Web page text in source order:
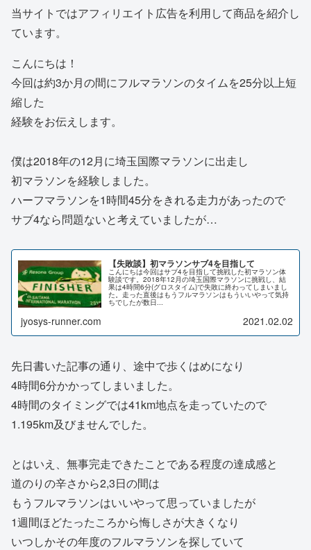
当サイトではアフィリエイト広告を利用して商品を紹介し
ています。
こんにちは！
今回は約3か月の間にフルマラソンのタイムを25分以上短
縮した
経験をお伝えします。
僕は2018年の12月に埼玉国際マラソンに出走し
初マラソンを経験しました。
ハーフマラソンを1時間45分をきれる走力があったので
サブ4なら問題ないと考えていましたが…
【失敗談】初マラソンサブ4を目指して
こんにちは今回はサブ4を目指して挑戦した初マラソン体
験談です。2018年12月の埼玉国際マラソンに挑戦し、結
果は4時間6分(グロスタイム)で失敗に終わってしまいまし
た。走った直後はもうフルマラソンはもういいやって気持
ちでしたが数日...
jyosys-runner.com 2021.02.02
先日書いた記事の通り、途中で歩くはめになり
4時間6分かかってしまいました。
4時間のタイミングでは41km地点を走っていたので
1.195km及びませんでした。
とはいえ、無事完走できたことである程度の達成感と
道のりの辛さから2,3日の間は
もうフルマラソンはいいやって思っていましたが
1週間ほどたったころから悔しさが大きくなり
いつしかその年度のフルマラソンを探していて